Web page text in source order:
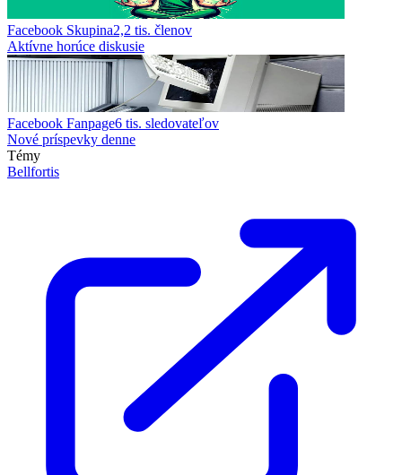
Facebook Skupina2,2 tis. členov
Aktívne horúce diskusie
Facebook Fanpage6 tis. sledovateľov
Nové príspevky denne
Témy
Bellfortis